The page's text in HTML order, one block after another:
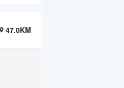
47.0KM